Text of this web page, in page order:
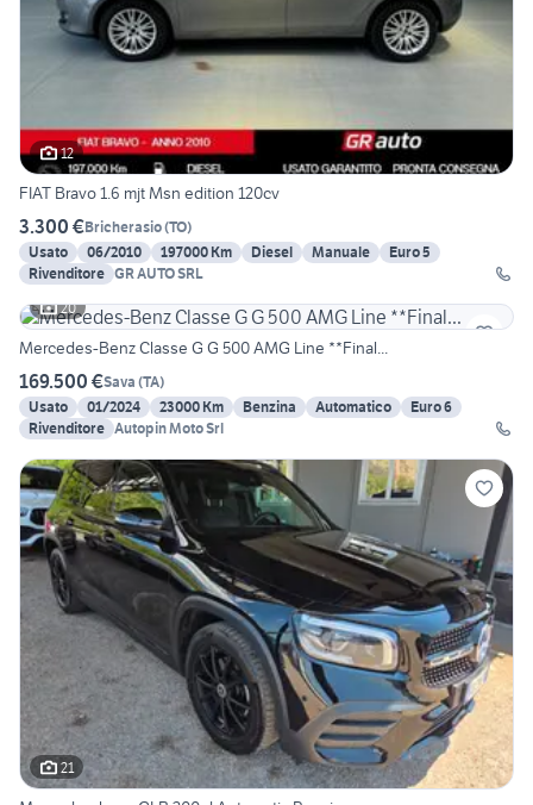
12
FIAT Bravo 1.6 mjt Msn edition 120cv
3.300 €Bricherasio(TO)
Usato
06/2010 197000 Km Diesel Manuale
Euro 5
Rivenditore GR AUTO SRL
20
Mercedes-Benz Classe G G 500 AMG Line **Final...
169.500 €Sava (TA)
Usato
01/2024 23000 Km Benzina Automatico
Euro 6
Rivenditore Autopin Moto Srl
21